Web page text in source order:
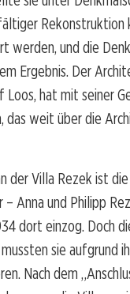
Rekonstruktion
werden, und die
Ergebnis. Der
Loos, hat mit seiner
das weit über die
der Villa Rezek ist
Anna und Philipp
dort einzog. Doch
sie aufgrund
Nach dem